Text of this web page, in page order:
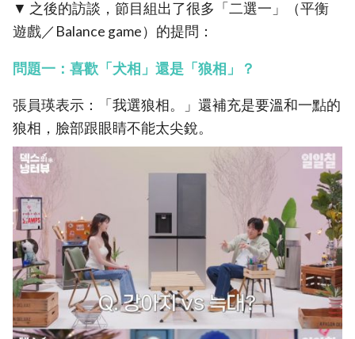
▼ 之後的訪談，節目組出了很多「二選一」（平衡
遊戲／Balance game）的提問：
問題一：喜歡「犬相」還是「狼相」？
張員瑛表示：「我選狼相。」還補充是要溫和一點的
狼相，臉部跟眼睛不能太尖銳。